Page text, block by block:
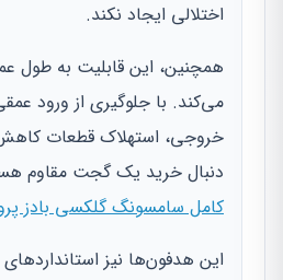
اختلالی ایجاد نکند.
همچنین، این قابلیت به طول
می‌کند. با جلوگیری از ورود
خروجی، استهلاک قطعات کاهش
دنبال خرید یک گجت مقاوم
کامل سامسونگ گلکسی بادز
این هدفون‌ها نیز